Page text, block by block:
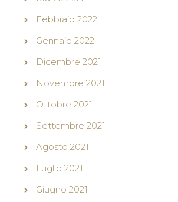
Febbraio 2022
Gennaio 2022
Dicembre 2021
Novembre 2021
Ottobre 2021
Settembre 2021
Agosto 2021
Luglio 2021
Giugno 2021